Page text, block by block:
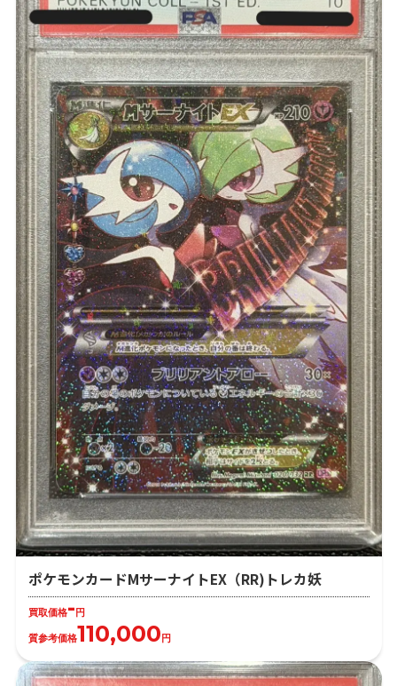
ポケモンカードMサーナイトEX（RR)トレカ妖
買取価格- 円
質参考価格110,000 円